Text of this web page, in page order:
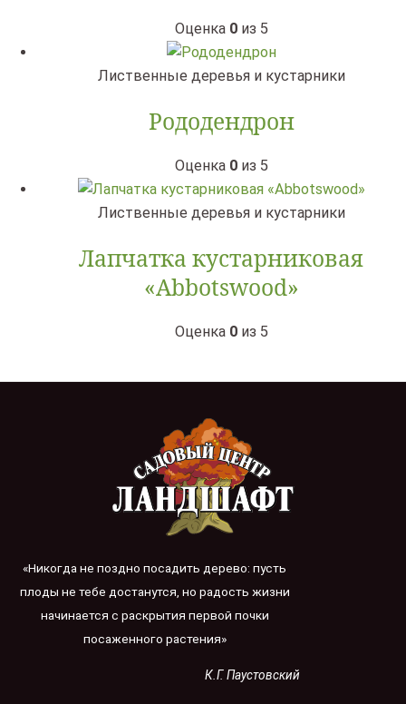
Оценка 0из 5
Лиственные деревья и кустарники
Рододендрон
Оценка 0из 5
Лиственные деревья и кустарники
Лапчатка кустарниковая
«Abbotswood»
Оценка 0из 5
«Никогда не поздно посадить дерево: пусть
плоды не тебе достанутся, но радость жизни
начинается с раскрытия первой почки
посаженного растения»
К.Г. Паустовский